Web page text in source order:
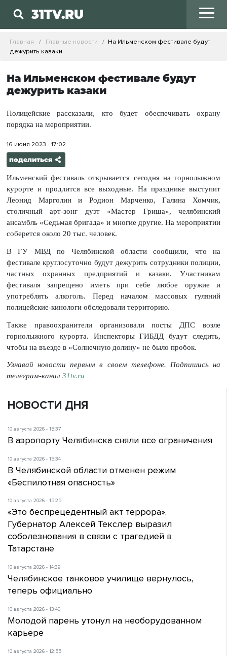
31TV.RU
Главная Главные новости
На Ильменском фестивале будут
дежурить казаки
На Ильменском фестивале будут
дежурить казаки
Полицейские рассказали, кто будет обеспечивать охрану
порядка на мероприятии.
16 июня 2023 - 17:02
поделиться
Ильменский фестиваль открывается сегодня на горнолыжном
курорте и продлится все выходные. На празднике выступит
Леонид Марголин и Родион Марченко, Галина Хомчик,
столичный арт-зонг дуэт «Мастер Гриша», челябинский
ансамбль «Седьмая бригада» и многие другие. На мероприятии
соберется около 20 тыс. человек.
В ГУ МВД по Челябинской области сообщили, что на
фестивале круглосуточно будут дежурить сотрудники полиции,
частных охранных предприятий и казаки. Участникам
фестиваля запрещено иметь при себе любое оружие и
употреблять алкоголь. Перед началом массовых гуляний
полицейские-кинологи обследовали территорию.
Также правоохранители организовали посты ДПС возле
горнолыжного курорта. Инспекторы ГИБДД будут следить,
чтобы на въезде в «Солнечную долину» не было пробок.
Узнавай новости первым в своем телефоне. Подпишись на
телеграм-канал 31tv.ru
НОВОСТИ ДНЯ
10 августа 2026 - 15:37
В аэропорту Челябинска сняли все ограничения
10 августа 2026 - 15:34
В Челябинской области отменен режим
«Беспилотная опасность»
10 августа 2026 - 15:25
«Это беспрецедентный акт террора».
Губернатор Алексей Текслер выразил
соболезнования в связи с трагедией в
Татарстане
10 августа 2026 - 14:39
Челябинское танковое училище вернулось,
теперь официально
10 августа 2026 - 13:40
Молодой парень утонул на необорудованном
карьере
10 августа 2026 - 12:55